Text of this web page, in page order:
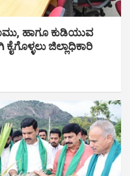
ಹಾಗೂ ಕುಡಿಯುವ
ಜಿಲ್ಲಾಧಿಕಾರಿ